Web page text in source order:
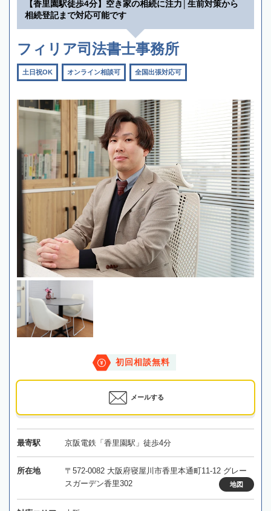
【香里園駅徒歩4分】空き家の相続に注力│生前対策から
相続登記まで対応可能です
フィリア司法書士事務所
土日祝OK オンライン相談可 全国出張対応可
初回相談無料
メールする
最寄駅 京阪電鉄「香里園駅」徒歩4分
所在地
〒572-0082 大阪府寝屋川市香里本通町11-12 グレー
スガーデン香里302
地図